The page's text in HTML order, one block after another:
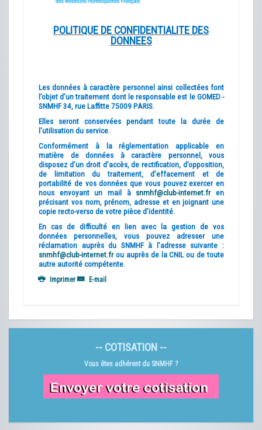
POLITIQUE DE CONFIDENTIALITE DES
DONNEES
Les données à caractère personnel ainsi collectées font
l’objet d’un traitement dont le responsable est le GOMED -
SNMHF 34, rue Laffitte 75009 PARIS.
Elles seront conservées pendant toute la durée de
l’utilisation du service.
Conformément à la réglementation applicable en
matière de données à caractère personnel, vous
disposez d’un droit d’accès, de rectification, d’opposition,
de limitation du traitement, d’effacement et de
portabilité de vos données que vous pouvez exercer en
nous envoyant un mail à snmhf@club-internet.fren
précisant vos nom, prénom, adresse et en joignant une
copie recto-verso de votre pièce d’identité.
En cas de difficulté en lien avec la gestion de vos
données personnelles, vous pouvez adresser une
réclamation auprès du SNMHF à l’adresse suivante :
snmhf@club-internet.frou auprès de la CNIL ou de toute
autre autorité compétente.
Imprimer E-mail
-- COTISATION --
Vous êtes adhérent du SNMHF ?